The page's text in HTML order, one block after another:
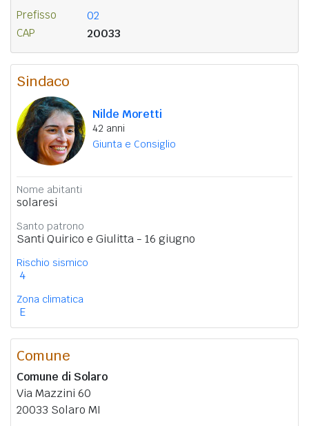
Prefisso 02
CAP 20033
Sindaco
Nilde Moretti
42 anni
Giunta e Consiglio
Nome abitanti
solaresi
Santo patrono
Santi Quirico e Giulitta - 16 giugno
Rischio sismico
4
Zona climatica
E
Comune
Comune di Solaro
Via Mazzini 60
20033 Solaro MI